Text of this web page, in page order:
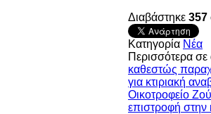
Διαβάστηκε 357
Κατηγορία Νέα
Περισσότερα σε
καθεστώς
για κτιριακή
Οικοτροφείο
επιστροφή στην